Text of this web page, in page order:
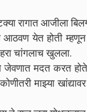
रागात आजीला
आठवण येत होती
चांगलाच खुलला.
मदत करत
माझ्या